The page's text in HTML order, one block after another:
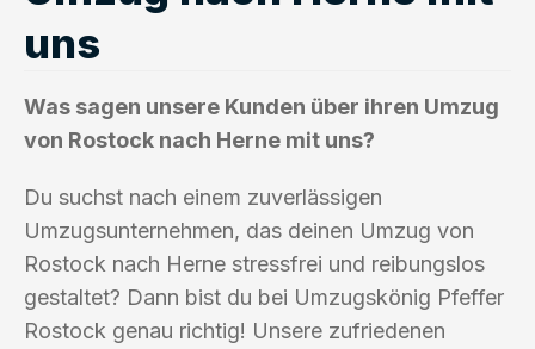
uns
Was sagen unsere Kunden über ihren Umzug
von Rostock nach Herne mit uns?
Du suchst nach einem zuverlässigen
Umzugsunternehmen, das deinen Umzug von
Rostock nach Herne stressfrei und reibungslos
gestaltet? Dann bist du bei Umzugskönig Pfeffer
Rostock genau richtig! Unsere zufriedenen